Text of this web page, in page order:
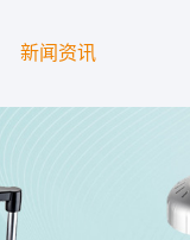
新闻资讯